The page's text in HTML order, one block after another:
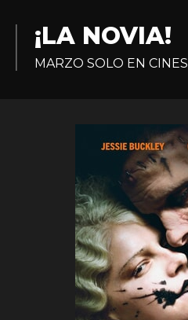
Experiencias
¡LA NOVIA!
MARZO SOLO EN CINES